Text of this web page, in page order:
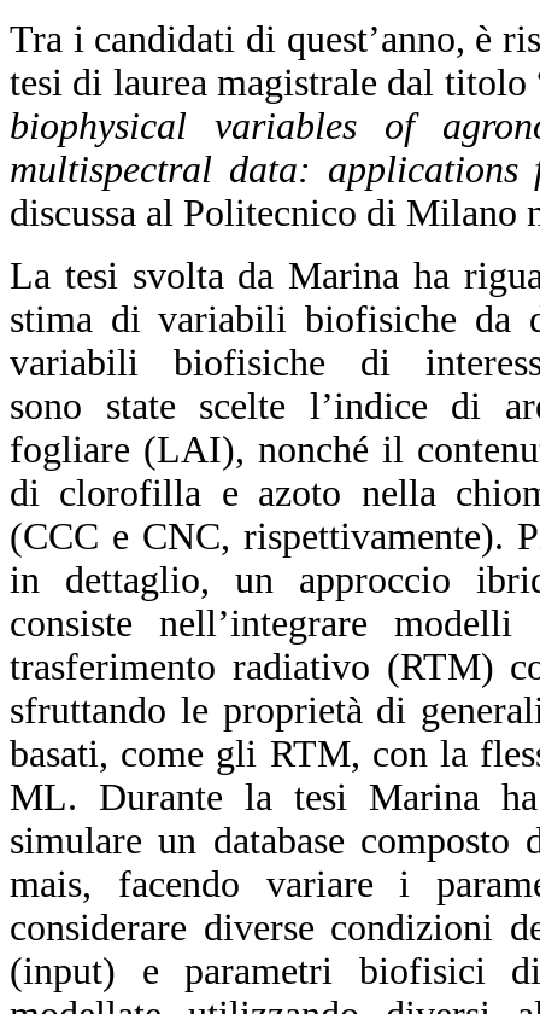
Tra i candidati di quest’anno, è
tesi di laurea magistrale dal titolo
biophysical variables of
multispectral data: applications
discussa al Politecnico di Milano
La tesi svolta da Marina ha
stima di variabili biofisiche da
variabili biofisiche di
sono state scelte l’indice di
fogliare (LAI), nonché il
di clorofilla e azoto nella
(CCC e CNC, rispettivamente).
in dettaglio, un approccio
consiste nell’integrare modelli
trasferimento radiativo (RTM)
sfruttando le proprietà di
basati, come gli RTM, con la
ML. Durante la tesi Marina
simulare un database
mais, facendo variare i
considerare diverse condizioni
(input) e parametri biofisici